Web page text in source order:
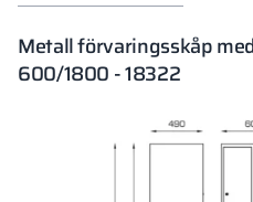
Metall förvaringsskåp
600/1800 - 18322